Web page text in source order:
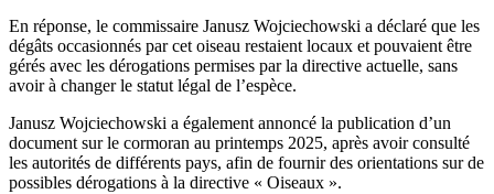
En réponse, le commissaire Janusz Wojciechowski a déclaré que les
dégâts occasionnés par cet oiseau restaient locaux et pouvaient être
gérés avec les dérogations permises par la directive actuelle, sans
avoir à changer le statut légal de l’espèce.
Janusz Wojciechowski a également annoncé la publication d’un
document sur le cormoran au printemps 2025, après avoir consulté
les autorités de différents pays, afin de fournir des orientations sur de
possibles dérogations à la directive « Oiseaux ».